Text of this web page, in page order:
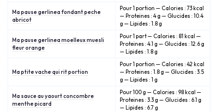
Ma pause gerlinea fondant peche
abricot
Pour 1 portion — Calories : 73 kcal
— Proteines : 4 g — Glucides : 10.4
g — Lipides : 1.8 g
Ma pause gerlinea moelleux muesli
fleur orange
Pour 1 part — Calories : 81 kcal —
Proteines : 4.1 g — Glucides : 12.6 g
— Lipides : 1.8 g
Ma ptite vache qui rit portion
Pour 1 portion — Calories : 42 kcal
— Proteines : 1.8 g — Glucides : 3.5
g — Lipides : 1 g
Ma sauce au yaourt concombre
menthe picard
Pour 100 g — Calories : 98 kcal —
Proteines : 3.3 g — Glucides : 6.1 g
— Lipides : 6.7 g